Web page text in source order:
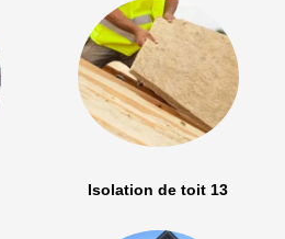
Isolation de toit 13